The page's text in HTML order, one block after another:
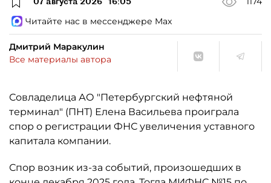
Читайте нас в мессенджере Max
Дмитрий Маракулин
Все материалы автора
Совладелица АО "Петербургский нефтяной
терминал" (ПНТ) Елена Васильева проиграла
спор о регистрации ФНС увеличения уставного
капитала компании.
Спор возник из-за событий, произошедших в